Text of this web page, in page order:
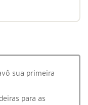
sua primeira
para as